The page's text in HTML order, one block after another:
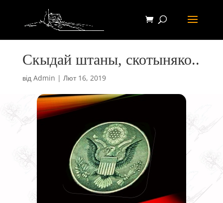
Скыдай штаны, скотыняко..
від Admin | Лют 16, 2019